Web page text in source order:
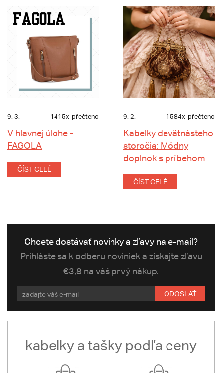
9. 3. 1415x přečteno
V hlavnej úlohe -
FAGOLA
ČÍST CELÉ
9. 2. 1584x přečteno
Kabelky devätnásteho
storočia: Módny
doplnok s príbehom
ČÍST CELÉ
Chcete dostávať novinky a zľavy na e-mail?
Prihláste sa k odberu noviniek a získajte zľavu
€3,8 na váš prvý nákup.
ODOSLAŤ
kabelky a tašky podľa ceny